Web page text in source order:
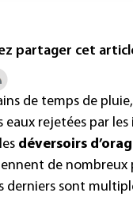
partager cet
de temps de
eaux rejetées par
déversoirs
de nombreux
derniers sont